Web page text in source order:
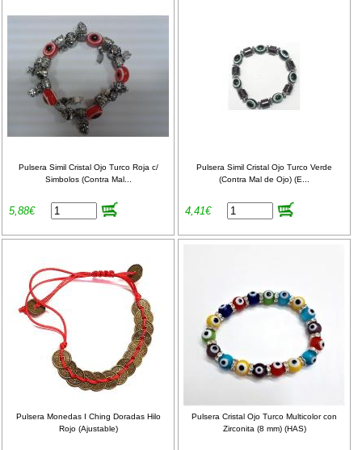
Pulsera Simil Cristal Ojo Turco Roja c/
Simbolos (Contra Mal...
5,88€
Pulsera Simil Cristal Ojo Turco Verde
(Contra Mal de Ojo) (E...
4,41€
Pulsera Monedas I Ching Doradas Hilo
Rojo (Ajustable)
Pulsera Cristal Ojo Turco Multicolor con
Zirconita (8 mm) (HAS)